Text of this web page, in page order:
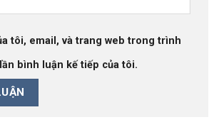
tôi, email, và trang web trong trình
bình luận kế tiếp của tôi.